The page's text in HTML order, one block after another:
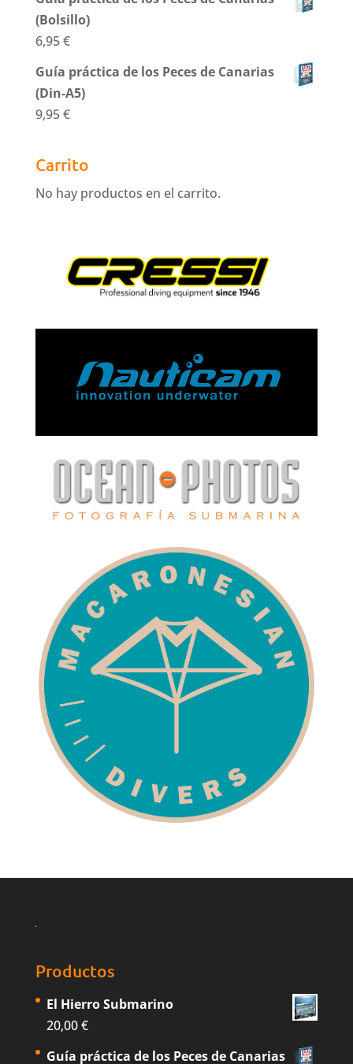
(Bolsillo)
6,95€
Guía práctica de los Peces de Canarias
(Din-A5)
9,95€
Carrito
No hay productos en el carrito.
Productos
El Hierro Submarino
20,00€
Guía práctica de los Peces de Canarias